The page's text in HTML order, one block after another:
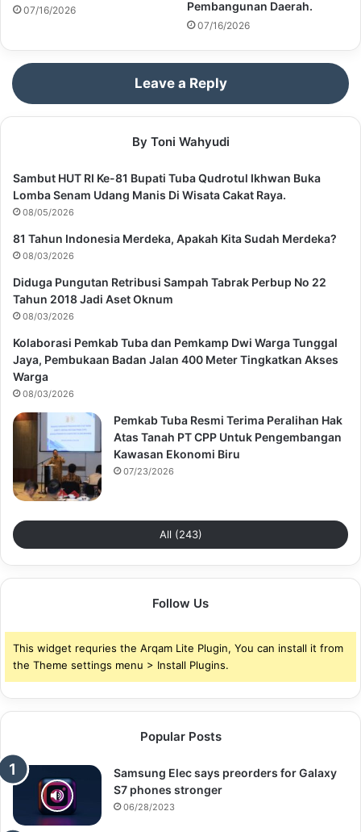
07/16/2026 Pembangunan Daerah.
07/16/2026
Leave a Reply
By Toni Wahyudi
Sambut HUT RI Ke-81 Bupati Tuba Qudrotul Ikhwan Buka
Lomba Senam Udang Manis Di Wisata Cakat Raya.
08/05/2026
81 Tahun Indonesia Merdeka, Apakah Kita Sudah Merdeka?
08/03/2026
Diduga Pungutan Retribusi Sampah Tabrak Perbup No 22
Tahun 2018 Jadi Aset Oknum
08/03/2026
Kolaborasi Pemkab Tuba dan Pemkamp Dwi Warga Tunggal
Jaya, Pembukaan Badan Jalan 400 Meter Tingkatkan Akses
Warga
08/03/2026
Pemkab Tuba Resmi Terima Peralihan Hak
Atas Tanah PT CPP Untuk Pengembangan
Kawasan Ekonomi Biru
07/23/2026
All (243)
Follow Us
This widget requries the Arqam Lite Plugin, You can install it from
the Theme settings menu > Install Plugins.
Popular Posts
Samsung Elec says preorders for Galaxy
S7 phones stronger
06/28/2023